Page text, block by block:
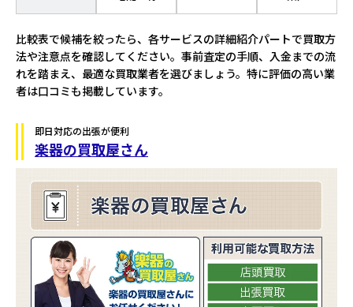
比較表で候補を絞ったら、各サービスの詳細紹介パートで買取方
法や注意点を確認してください。事前査定の手順、入金までの流
れを踏まえ、最適な買取業者を選びましょう。特に評価の高い業
者は口コミも掲載しています。
即日対応の出張が便利
楽器の買取屋さん